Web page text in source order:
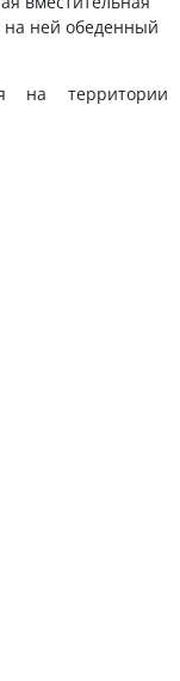
на ней обеденный
на территории